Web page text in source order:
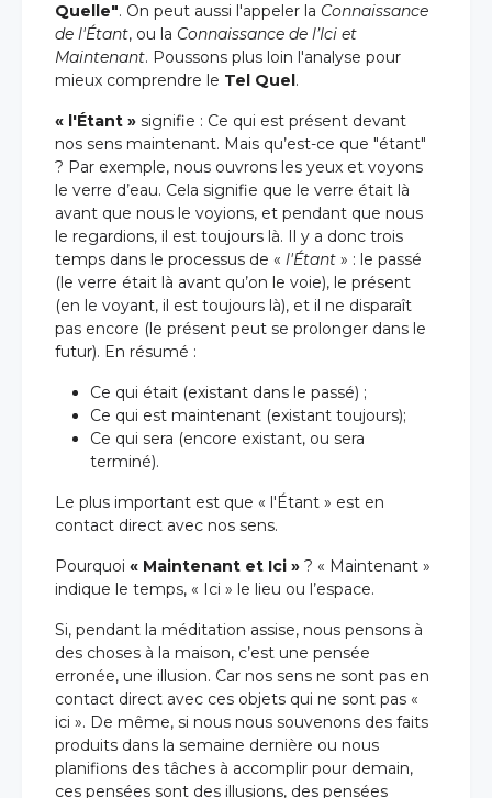
Quelle". On peut aussi l'appeler la Connaissance
de l'Étant, ou la Connaissance de l’Ici et
Maintenant. Poussons plus loin l'analyse pour
mieux comprendre le Tel Quel.
« l'Étant » signifie : Ce qui est présent devant
nos sens maintenant. Mais qu’est-ce que "étant"
? Par exemple, nous ouvrons les yeux et voyons
le verre d’eau. Cela signifie que le verre était là
avant que nous le voyions, et pendant que nous
le regardions, il est toujours là. Il y a donc trois
temps dans le processus de « l'Étant » : le passé
(le verre était là avant qu’on le voie), le présent
(en le voyant, il est toujours là), et il ne disparaît
pas encore (le présent peut se prolonger dans le
futur). En résumé :
Ce qui était (existant dans le passé) ;
Ce qui est maintenant (existant toujours);
Ce qui sera (encore existant, ou sera
terminé).
Le plus important est que « l'Étant » est en
contact direct avec nos sens.
Pourquoi « Maintenant et Ici » ? « Maintenant »
indique le temps, « Ici » le lieu ou l’espace.
Si, pendant la méditation assise, nous pensons à
des choses à la maison, c’est une pensée
erronée, une illusion. Car nos sens ne sont pas en
contact direct avec ces objets qui ne sont pas «
ici ». De même, si nous nous souvenons des faits
produits dans la semaine dernière ou nous
planifions des tâches à accomplir pour demain,
ces pensées sont des illusions, des pensées